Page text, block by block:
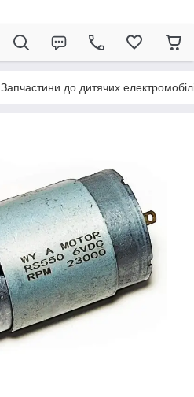
Запчастини до дитячих